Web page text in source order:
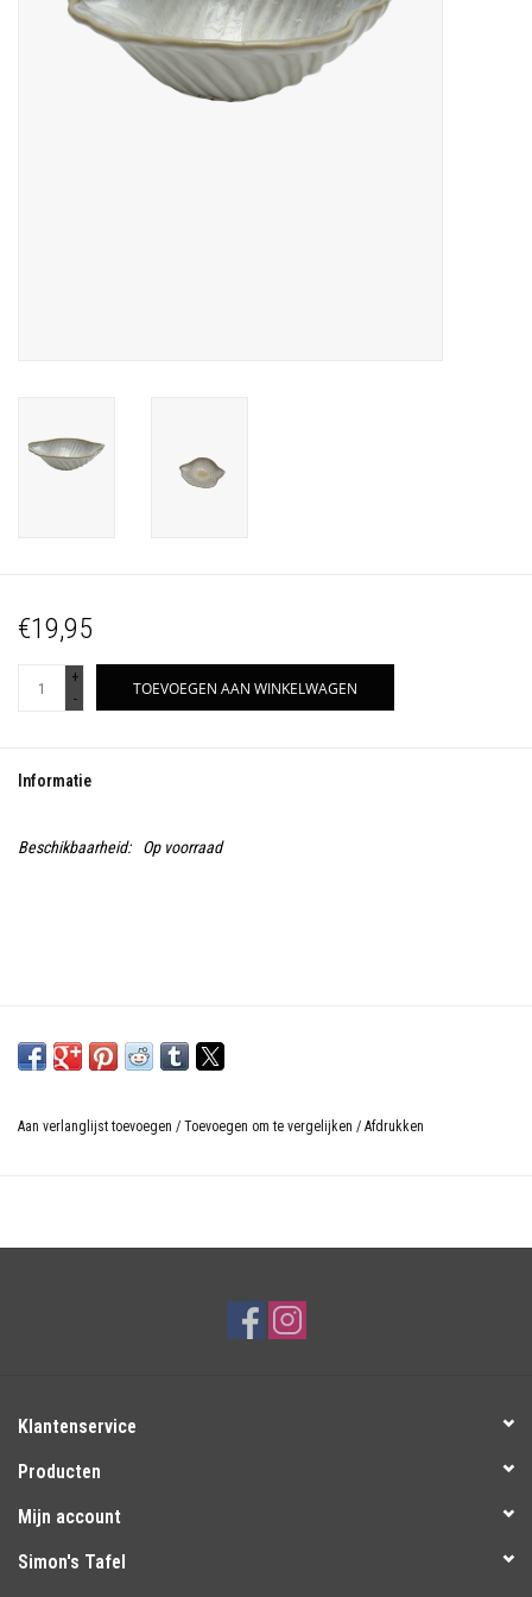
Over Simon's Tafel
€19,95
+
-
TOEVOEGEN AAN WINKELWAGEN
Informatie
Beschikbaarheid: Op voorraad
Aan verlanglijst toevoegen / Toevoegen om te vergelijken / Afdrukken
Klantenservice
Producten
Mijn account
Simon's Tafel